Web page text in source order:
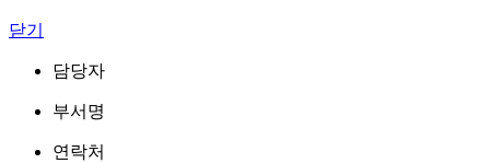
닫기
담당자
부서명
연락처